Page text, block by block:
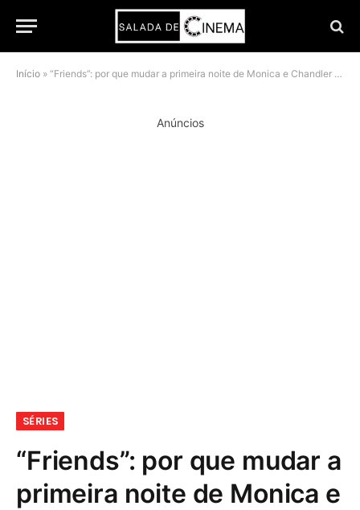
Início » “Friends”: por que mudar a primeira noite de Monica e Chandler foi um tiro no pé
Anúncios
SÉRIES
“Friends”: por que mudar a
primeira noite de Monica e